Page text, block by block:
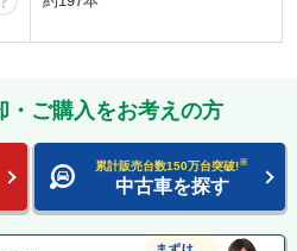
・ご購入をお考えの方
累計販売台数150万台突破!※
中古車を探す